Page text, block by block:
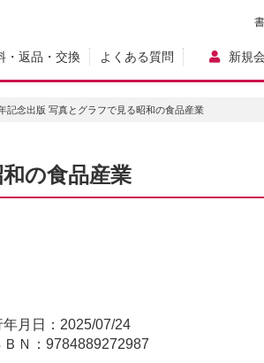
・返品・交換 よくある質問 新規
記念出版 写真とグラフで見る昭和の食品産業
の食品産業
年月日：2025/07/24
ＢＮ：9784889272987